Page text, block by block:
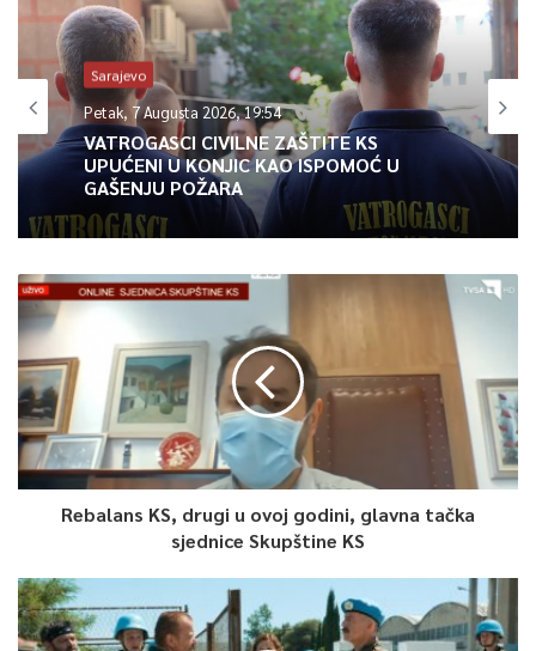
Poseban napor je uložio da Centar dobije svoju adresu, da se
fizički obezbijedi prostor za realizaciju postdiplomske nastave
unutar Kampusa, da se adaptira neuslovno skladište u prostor
koji će standardom odgovarati savremenim edukacionim
zahtjevima.
– Izvještavajući prije godinu i po o tužnom trenutku kada nas je
Zdravko Grebo napustio, pariški Le Monde podsjetio je da je
akademske karijere preko umjetničkih i urbanih poduhvata do
medijskih avantura – izuzetno teško sažeti – navela je Bešlija.
5
Article Rating
Sarajevo
Petak, 7 Augusta 2026, 19:54
VATROGASCI CIVILNE ZAŠTITE KS
UPUĆENI U KONJIC KAO ISPOMOĆ U
GAŠENJU POŽARA
Rebalans KS, drugi u ovoj godini, glavna tačka
sjednice Skupštine KS